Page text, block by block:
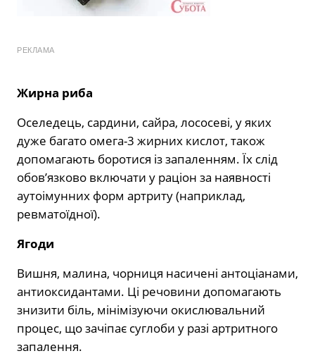
РЕКЛАМА
Жирна риба
Оселедець, сардини, сайра, лососеві, у яких
дуже багато омега-3 жирних кислот, також
допомагають боротися із запаленням. Їх слід
обов’язково включати у раціон за наявності
аутоімунних форм артриту (наприклад,
ревматоїдної).
Ягоди
Вишня, малина, чорниця насичені антоціанами,
антиоксидантами. Ці речовини допомагають
знизити біль, мінімізуючи окислювальний
процес, що зачіпає суглоби у разі артритного
запалення.